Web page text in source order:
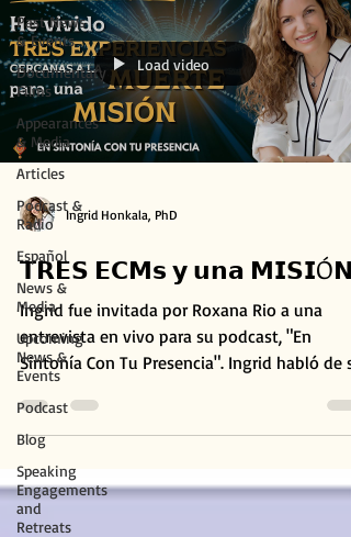
Past News
& Events
Documentary
Films
Appearances
& Media
Articles
Podcast &
Radio
Español
News &
Media
Upcoming
News &
Events
Podcast
Blog
Speaking
Engagements
and
Retreats
Load video
Ingrid Honkala, PhD
𝗧𝗥𝗘𝗦 𝗘𝗖𝗠𝘀 𝘆 𝘂𝗻𝗮 𝗠𝗜𝗦𝗜Ó𝗡
Ingrid fue invitada por Roxana Rio a una
entrevista en vivo para su podcast, "En
Sintonía Con Tu Presencia". Ingrid habló de
último...